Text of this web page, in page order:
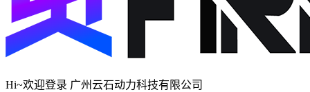
Hi~欢迎登录 广州云石动力科技有限公司